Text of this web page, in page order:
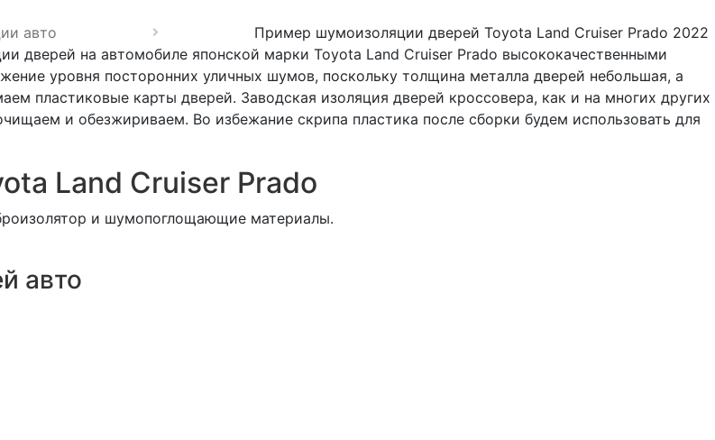
авто
Пример шумоизоляции дверей Toyota Land Cruiser Prado 2022
дверей на автомобиле японской марки Toyota Land Cruiser Prado высококачественными
уровня посторонних уличных шумов, поскольку толщина металла дверей небольшая, а
пластиковые карты дверей. Заводская изоляция дверей кроссовера, как и на многих других
и обезжириваем. Во избежание скрипа пластика после сборки будем использовать для
Land Cruiser Prado
и шумопоглощающие материалы.
авто